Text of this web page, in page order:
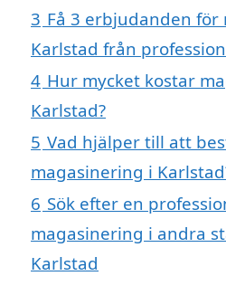
3 Få 3 erbjudanden
Karlstad från
4 Hur mycket kostar
Karlstad?
5 Vad hjälper till att
magasinering i
6 Sök efter en
magasinering i andra
Karlstad